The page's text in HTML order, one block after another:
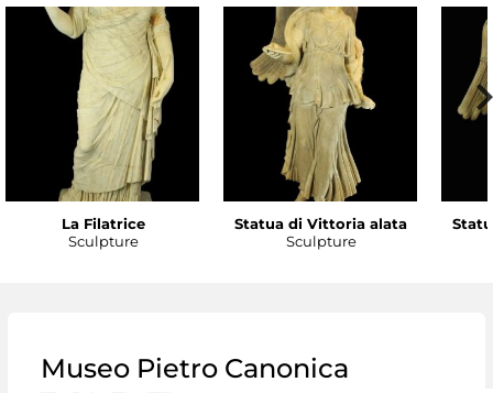
La Filatrice
Sculpture
Statua di Vittoria alata
Sculpture
Museo Pietro Canonica